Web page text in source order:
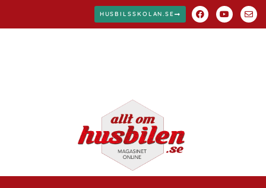
HUSBILSSKOLAN.SE